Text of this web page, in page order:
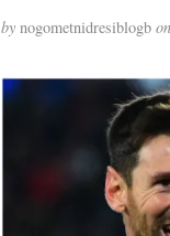
bynogometnidresiblogb on